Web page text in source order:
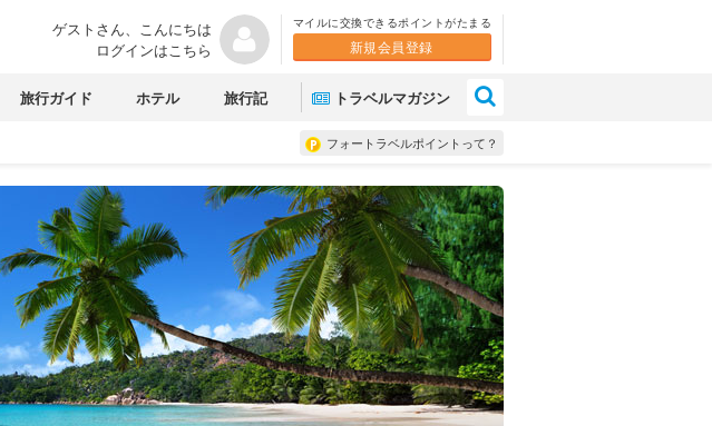
ゲストさん、こんにちは
ログインはこちら
マイルに交換できるポイントがたまる
新規会員登録
旅行ガイド ホテル 旅行記 トラベルマガジン
フォートラベルポイントって？